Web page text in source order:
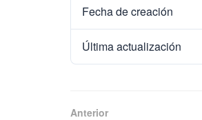
Fecha de creación
Última actualización
Anterior